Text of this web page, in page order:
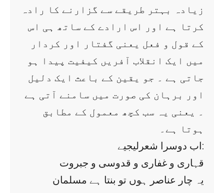
زیادہ بہتر طریقے سے گزارنے کا رادہ
کرتا ہے اور اس ارادے کے ساتھ ہی اس
کے قول و فعل یعنی گفتار اور کردار
میں ایک انقلاب آفریں کیفیت پیدا ہو
جاتی ہے ۔ جو یقین کے باعث ایک دلیل
اور برہان کی صورت میں سامنے آتی ہے
۔ یعنی یہ سب کچھ معمول کے مطابق
ہوتا ہے۔
اب دوسرا شعرلیجیے:
قہاری و غفاری و قدوسی و جبروت
یہ چار عناصر ہوں تو بنتا ہے مسلمان